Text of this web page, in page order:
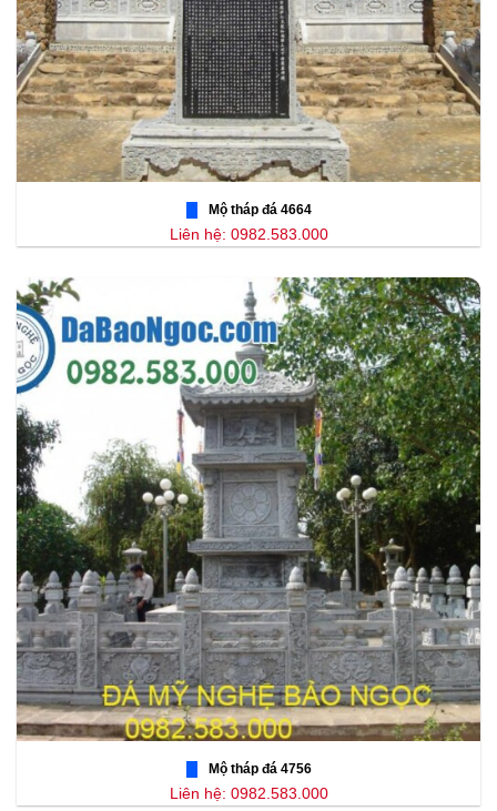
Mộ tháp đá 4664
Liên hệ: 0982.583.000
Mộ tháp đá 4756
Liên hệ: 0982.583.000